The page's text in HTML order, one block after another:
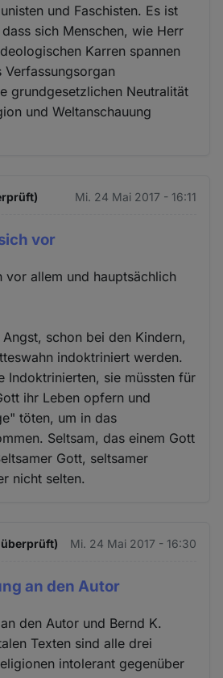
und Faschisten. Es ist
sich Menschen, wie Herr
Karren spannen
Verfassungsorgan
grundgesetzlichen Neutralität
und Weltanschauung
Mi. 24 Mai 2017 - 16:11
vor
vor allem und hauptsächlich
schon bei den Kindern,
indoktriniert werden.
Indoktrinierten, sie müssten für
ihr Leben opfern und
töten, um in das
Seltsam, das einem Gott
Gott, seltsamer
nicht selten.
überprüft) Mi. 24 Mai 2017 - 16:30
an den Autor
den Autor und Bernd K.
Texten sind alle drei
intolerant gegenüber